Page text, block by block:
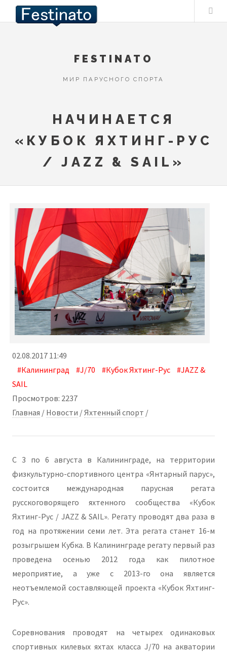
FESTINATO
МИР ПАРУСНОГО СПОРТА
НАЧИНАЕТСЯ
«КУБОК ЯХТИНГ-РУС
/ JAZZ & SAIL»
02.08.2017 11:49
#Калининград
#J/70 #Кубок Яхтинг-Рус
#JAZZ &
SAIL
Просмотров: 2237
Главная / Новости /Яхтенный спорт /
С 3 по 6 августа в Калининграде, на территории
физкультурно-спортивного центра «Янтарный парус»,
состоится международная парусная регата
русскоговорящего яхтенного сообщества «Кубок
Яхтинг-Рус / JAZZ & SAIL». Регату проводят два раза в
год на протяжении семи лет. Эта регата станет 16-м
розыгрышем Кубка. В Калининграде регату первый раз
проведена осенью 2012 года как пилотное
мероприятие, а уже с 2013-го она является
неотъемлемой составляющей проекта «Кубок Яхтинг-
Рус».
Соревнования проводят на четырех одинаковых
спортивных килевых яхтах класса J/70 на акватории